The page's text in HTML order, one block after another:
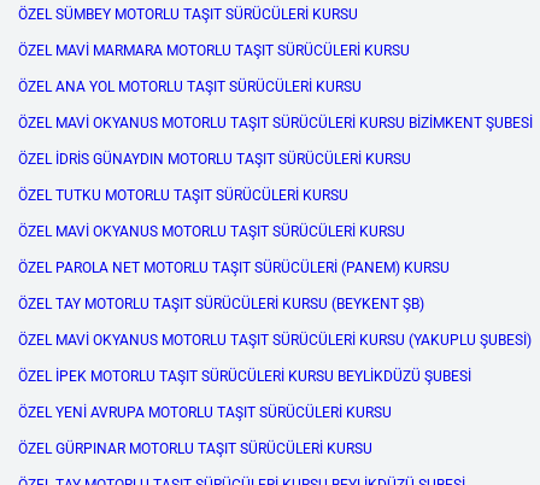
ÖZEL SÜMBEY MOTORLU TAŞIT SÜRÜCÜLERİ KURSU
ÖZEL MAVİ MARMARA MOTORLU TAŞIT SÜRÜCÜLERİ KURSU
ÖZEL ANA YOL MOTORLU TAŞIT SÜRÜCÜLERİ KURSU
ÖZEL MAVİ OKYANUS MOTORLU TAŞIT SÜRÜCÜLERİ KURSU BİZİMKENT ŞUBESİ
ÖZEL İDRİS GÜNAYDIN MOTORLU TAŞIT SÜRÜCÜLERİ KURSU
ÖZEL TUTKU MOTORLU TAŞIT SÜRÜCÜLERİ KURSU
ÖZEL MAVİ OKYANUS MOTORLU TAŞIT SÜRÜCÜLERİ KURSU
ÖZEL PAROLA NET MOTORLU TAŞIT SÜRÜCÜLERİ (PANEM) KURSU
ÖZEL TAY MOTORLU TAŞIT SÜRÜCÜLERİ KURSU (BEYKENT ŞB)
ÖZEL MAVİ OKYANUS MOTORLU TAŞIT SÜRÜCÜLERİ KURSU (YAKUPLU ŞUBESİ)
ÖZEL İPEK MOTORLU TAŞIT SÜRÜCÜLERİ KURSU BEYLİKDÜZÜ ŞUBESİ
ÖZEL YENİ AVRUPA MOTORLU TAŞIT SÜRÜCÜLERİ KURSU
ÖZEL GÜRPINAR MOTORLU TAŞIT SÜRÜCÜLERİ KURSU